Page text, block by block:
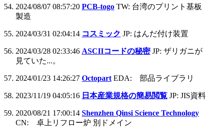
2024/08/07 08:57:20 PCB-togo TW: 台湾のプリント基板
製造
2024/03/31 02:04:14 コスミック JP: はんだ付け装置
2024/03/28 02:33:46 ASCIIコードの秘密 JP: ザリガニが
見ていた...。
2024/01/23 14:26:27 Octopart EDA: 部品ライブラリ
2023/11/19 04:05:16 日本産業規格の簡易閲覧 JP: JIS資料
2020/08/21 17:00:14 Shenzhen Qinsi Science Technology
CN: 卓上リフロー炉 別ドメイン